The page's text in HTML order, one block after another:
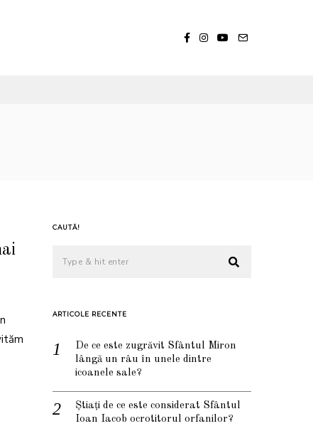
CAUTĂ!
ARTICOLE RECENTE
De ce este zugrăvit Sfântul Miron
lângă un râu în unele dintre
icoanele sale?
Știați de ce este considerat Sfântul
Ioan Iacob ocrotitorul orfanilor?